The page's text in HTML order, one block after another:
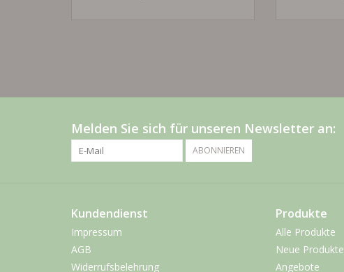
Melden Sie sich für unseren Newsletter an:
ABONNIEREN
Kundendienst
Impressum
AGB
Widerrufsbelehrung
Produkte
Alle Produkte
Neue Produkte
Angebote